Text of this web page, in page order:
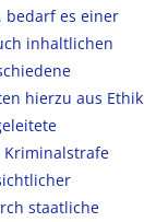
bedarf es einer
inhaltlichen
hierzu aus Ethik
Kriminalstrafe
staatliche